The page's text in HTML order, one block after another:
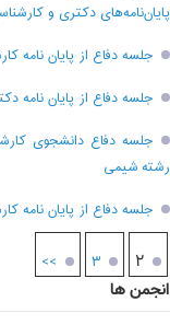
پایان‌نامه‌های دکتری و
جلسه دفاع از پایان
جلسه دفاع از پایان نامه
جلسه دفاع دانشجوی
رشته شیمی
جلسه دفاع از پایان نامه
۲ ۳ >>
انجمن ها